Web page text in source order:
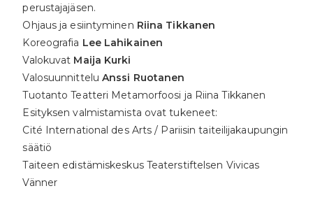
perustajajäsen.
Ohjaus ja esiintyminen Riina Tikkanen
Koreografia Lee Lahikainen
Valokuvat Maija Kurki
ValosuunnitteluAnssi Ruotanen
Tuotanto Teatteri Metamorfoosi ja Riina Tikkanen
Esityksen valmistamista ovat tukeneet:
Cité International des Arts / Pariisin taiteilijakaupungin
säätiö
Taiteen edistämiskeskus Teaterstiftelsen Vivicas
Vänner